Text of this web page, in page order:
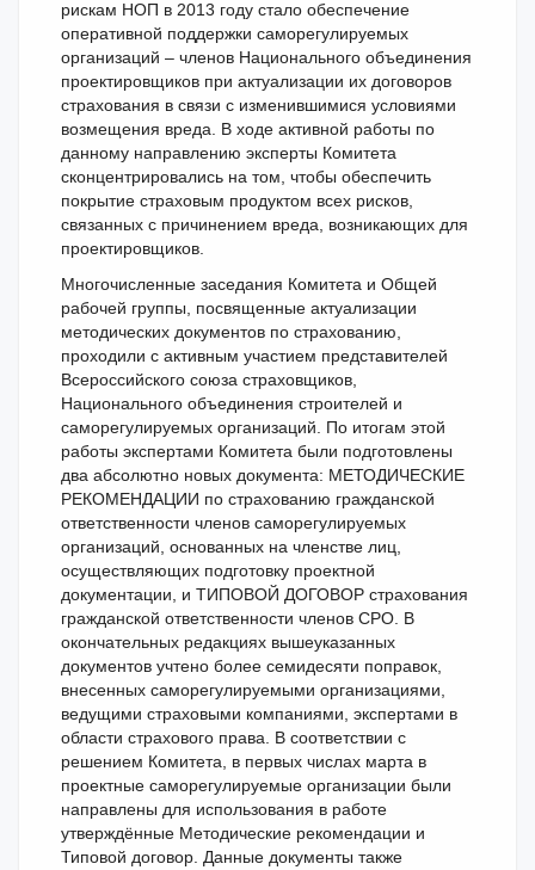
рискам НОП в 2013 году стало обеспечение
оперативной поддержки саморегулируемых
организаций – членов Национального объединения
проектировщиков при актуализации их договоров
страхования в связи с изменившимися условиями
возмещения вреда. В ходе активной работы по
данному направлению эксперты Комитета
сконцентрировались на том, чтобы обеспечить
покрытие страховым продуктом всех рисков,
связанных с причинением вреда, возникающих для
проектировщиков.
Многочисленные заседания Комитета и Общей
рабочей группы, посвященные актуализации
методических документов по страхованию,
проходили с активным участием представителей
Всероссийского союза страховщиков,
Национального объединения строителей и
саморегулируемых организаций. По итогам этой
работы экспертами Комитета были подготовлены
два абсолютно новых документа: МЕТОДИЧЕСКИЕ
РЕКОМЕНДАЦИИ по страхованию гражданской
ответственности членов саморегулируемых
организаций, основанных на членстве лиц,
осуществляющих подготовку проектной
документации, и ТИПОВОЙ ДОГОВОР страхования
гражданской ответственности членов СРО. В
окончательных редакциях вышеуказанных
документов учтено более семидесяти поправок,
внесенных саморегулируемыми организациями,
ведущими страховыми компаниями, экспертами в
области страхового права. В соответствии с
решением Комитета, в первых числах марта в
проектные саморегулируемые организации были
направлены для использования в работе
утверждённые Методические рекомендации и
Типовой договор. Данные документы также